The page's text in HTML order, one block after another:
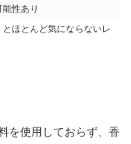
性あり
ほとんど気にならないレ
を使用しておらず、香